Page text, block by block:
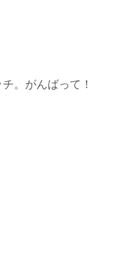
。がんばって！